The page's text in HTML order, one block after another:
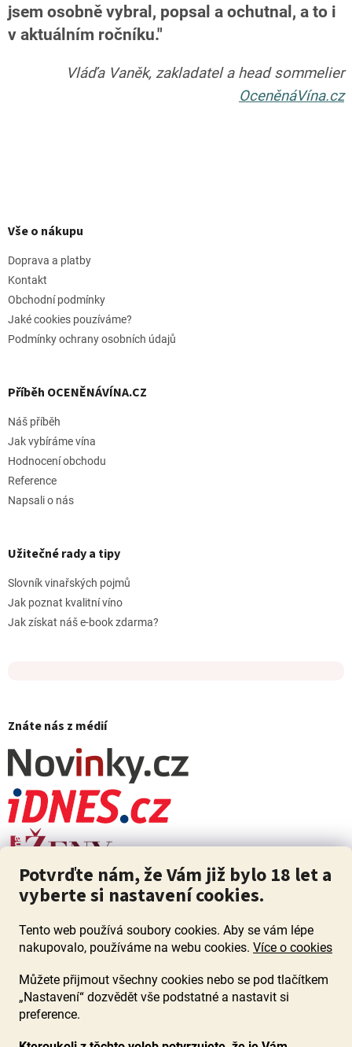
Potvrďte nám, že Vám již bylo 18 let a
vyberte si nastavení cookies.
Tento web používá soubory cookies. Aby se vám lépe
nakupovalo, používáme na webu cookies. Více o cookies
Můžete přijmout všechny cookies nebo se pod tlačítkem
„Nastavení“ dozvědět vše podstatné a nastavit si
preference.
jsem osobně vybral, popsal a ochutnal, a to i
v aktuálním ročníku."
Vláďa Vaněk, zakladatel a head sommelier
OceněnáVína.cz
pVše o nákupu
Doprava a platby
Kontakt
Obchodní podmínky
Jaké cookies pouzíváme?
Podmínky ochrany osobních údajů
Příběh OCENĚNÁVÍNA.CZ
Náš příběh
Jak vybíráme vína
Hodnocení obchodu
Reference
Napsali o nás
Užitečné rady a tipy
Slovník vinařských pojmů
Jak poznat kvalitní víno
Jak získat náš e-book zdarma?
Znáte nás z médií
ZÁKAZ PRODEJE ALKOHOLU OSOBÁM MLADŠÍM 18 LET. Pijte s
mírou i když pijete s Mírou.